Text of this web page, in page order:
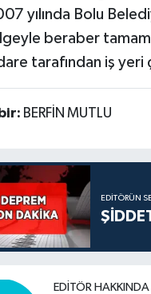
yılında Bolu
beraber
tarafından iş yeri
BERFİN MUTLU
EDITÖRÜN
EDITÖR HAKKINDA